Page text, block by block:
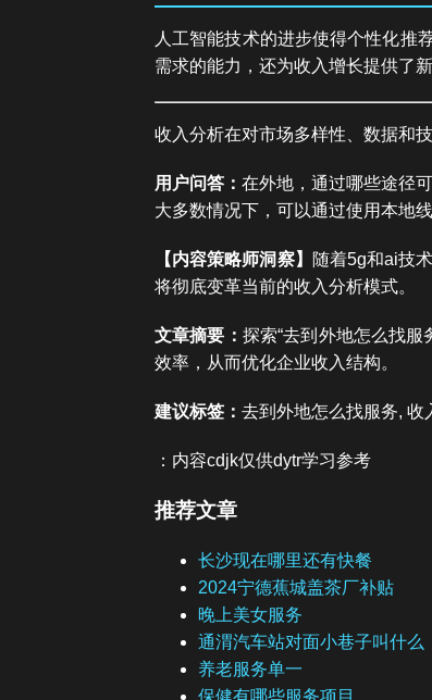
人工智能技术的进步使得个性化推
需求的能力，还为收入增长提供了新
收入分析在对市场多样性、数据和
用户问答： 在外地，通过哪些途径
大多数情况下，可以通过使用本地
【内容策略师洞察】
随着5g和ai技
将彻底变革当前的收入分析模式。
文章摘要： 探索“去到外地怎么找
效率，从而优化企业收入结构。
建议标签： 去到外地怎么找服务, 收
：内容cdjk仅供dytr学习参考
推荐文章
长沙现在哪里还有快餐
2024宁德蕉城盖茶厂补贴
晚上美女服务
通渭汽车站对面小巷子叫什么
养老服务单一
保健有哪些服务项目